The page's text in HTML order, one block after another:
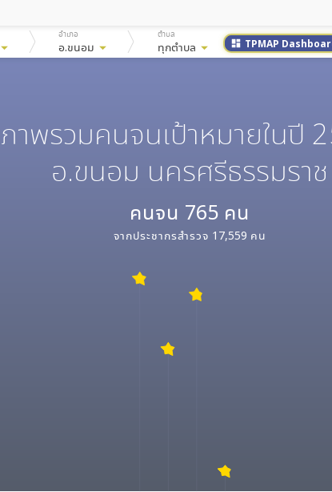
arrow_drop_down
อำเภอ
อ.ขนอม arrow_drop_down
ตำบล
ทุกตำบล arrow_drop_down dashboard TPMAP
ภาพรวมคนจนเป้าหมายในปี
อ.ขนอม นครศรีธรรมราช
คนจน 765 คน
จากประชากรสำรวจ 17,559 คน